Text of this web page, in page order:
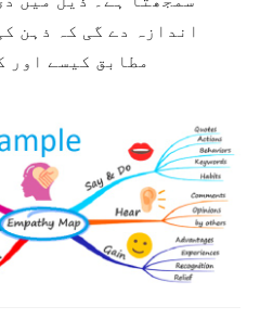
اندازہ دے گی کہ ذہن
مطابق کیسے اور